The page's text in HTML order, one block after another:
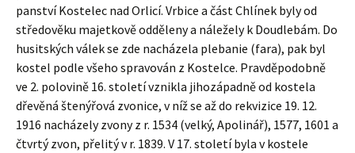
panství Kostelec nad Orlicí. Vrbice a část Chlínek byly od
středověku majetkově odděleny a náležely k Doudlebám. Do
husitských válek se zde nacházela plebanie (fara), pak byl
kostel podle všeho spravován z Kostelce. Pravděpodobně
ve 2. polovině 16. století vznikla jihozápadně od kostela
dřevěná štenýřová zvonice, v níž se až do rekvizice 19. 12.
1916 nacházely zvony z r. 1534 (velký, Apolinář), 1577, 1601 a
čtvrtý zvon, přelitý v r. 1839. V 17. století byla v kostele